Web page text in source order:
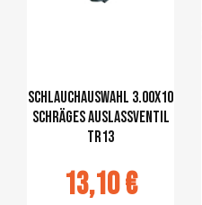
Schlauchauswahl 3.00x10
schräges Auslassventil
TR13
13,10 €